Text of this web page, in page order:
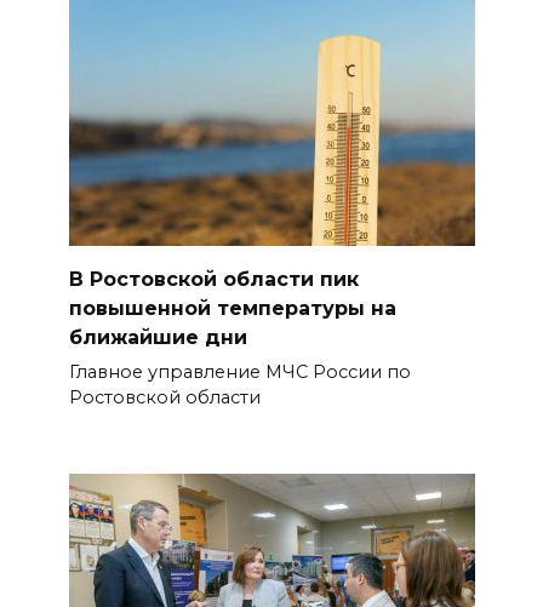
В Ростовской области пик
повышенной температуры на
ближайшие дни
Главное управление МЧС России по
Ростовской области